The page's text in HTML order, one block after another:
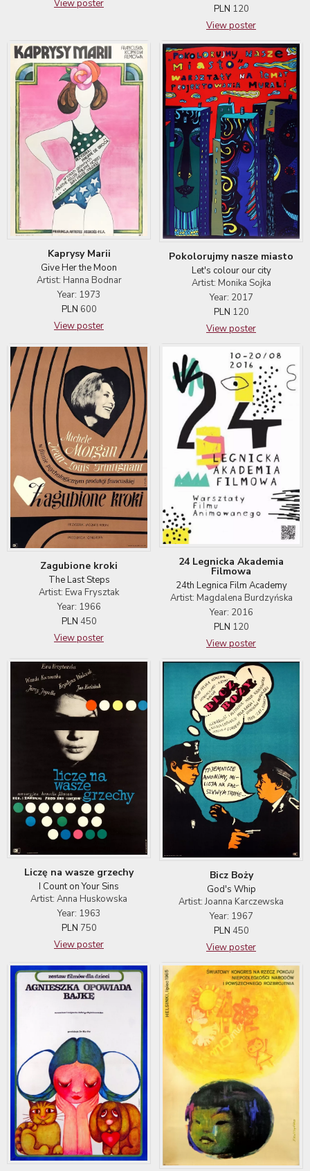
View poster
PLN 120
View poster
Kaprysy Marii
Give Her the Moon
Artist: Hanna Bodnar
Year: 1973
PLN 600
View poster
Pokolorujmy nasze miasto
Let's colour our city
Artist: Monika Sojka
Year: 2017
PLN 120
View poster
Zagubione kroki
The Last Steps
Artist: Ewa Frysztak
Year: 1966
PLN 450
View poster
24 Legnicka Akademia
Filmowa
24th Legnica Film Academy
Artist: Magdalena Burdzyńska
Year: 2016
PLN 120
View poster
Liczę na wasze grzechy
I Count on Your Sins
Artist: Anna Huskowska
Year: 1963
PLN 750
View poster
Bicz Boży
God's Whip
Artist: Joanna Karczewska
Year: 1967
PLN 450
View poster